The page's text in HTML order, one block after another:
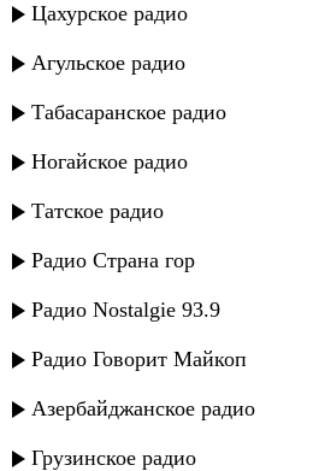
Цахурское радио
Агульское радио
Табасаранское радио
Ногайское радио
Татское радио
Радио Страна гор
Радио Nostalgie 93.9
Радио Говорит Майкоп
Азербайджанское радио
Грузинское радио
Ватан группа - Шуточная
Шадвал группа - Мадина
Ватан группа - Замира
Ватан группа - Иер руш